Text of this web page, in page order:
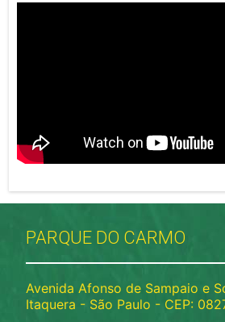
PARQUE DO CARMO
Avenida Afonso de Sampaio e
Itaquera - São Paulo - CEP: